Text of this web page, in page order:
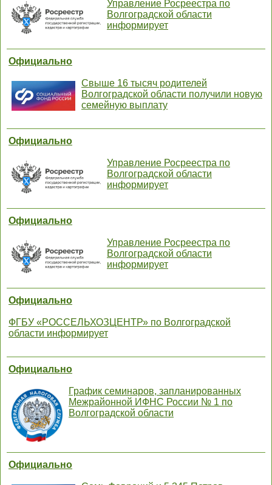
Управление Росреестра по
Волгоградской области
информирует
Официально
Свыше 16 тысяч родителей
Волгоградской области получили новую
семейную выплату
Официально
Управление Росреестра по
Волгоградской области
информирует
Официально
Управление Росреестра по
Волгоградской области
информирует
Официально
ФГБУ «РОССЕЛЬХОЗЦЕНТР» по Волгоградской
области информирует
Официально
График семинаров, запланированных
Межрайонной ИФНС России № 1 по
Волгоградской области
Официально